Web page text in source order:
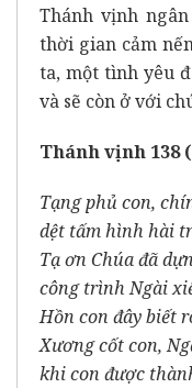
Thánh vịnh
thời gian cảm
ta, một tình yêu
và sẽ còn ở với
Thánh vịnh 138
Tạng phủ con,
dệt tấm hình hài
Tạ ơn Chúa đã
công trình Ngài
Hồn con đây biết
Xương cốt con,
khi con được